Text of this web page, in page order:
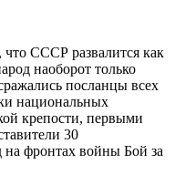
СССР развалится как
наоборот только
посланцы всех
национальных
крепости, первыми
30
на фронтах войны Бой за